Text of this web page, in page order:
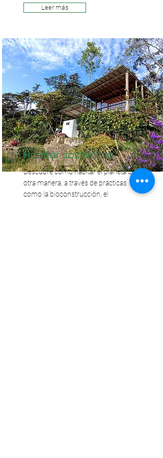
Leer más
Habitar sostenible
Descubre cómo habitar el planeta de
otra manera, a través de prácticas
como la bioconstrucción, el